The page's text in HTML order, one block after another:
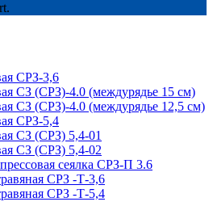
СРЗ-3,6
СЗ (СРЗ)-4.0 (междурядье 15 см)
СЗ (СРЗ)-4.0 (междурядье 12,5 см)
СРЗ-5,4
СЗ (СРЗ) 5,4-01
СЗ (СРЗ) 5,4-02
сеялка СРЗ-П 3.6
СРЗ -Т-3,6
СРЗ -Т-5,4